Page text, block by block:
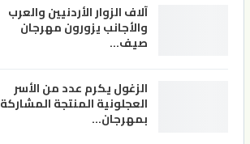
آلاف الزوار الأردنيين والعرب
والأجانب يزورون مهرجان
صيف…
الزغول يكرم عدد من الأسر
العجلونية المنتجة المشاركة
بمهرجان…